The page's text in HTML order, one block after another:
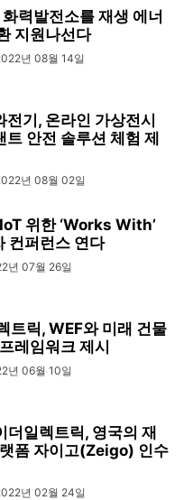
력발전소를 재생 에너
지원나선다
년 08월 14일
전기, 온라인 가상전시
트 안전 솔루션 체험 제
년 08월 02일
위한 ‘Works With’
컨퍼런스 연다
년 07월 26일
트릭, WEF와 미래 건물
레임워크 제시
년 06월 10일
더일렉트릭, 영국의 재
폼 자이고(Zeigo) 인수
년 02월 24일